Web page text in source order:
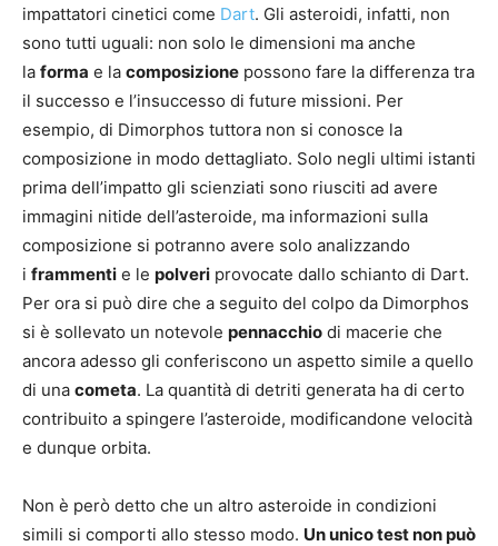
impattatori cinetici come Dart. Gli asteroidi, infatti, non
sono tutti uguali: non solo le dimensioni ma anche
la forma e la composizione possono fare la differenza tra
il successo e l’insuccesso di future missioni. Per
esempio, di Dimorphos tuttora non si conosce la
composizione in modo dettagliato. Solo negli ultimi istanti
prima dell’impatto gli scienziati sono riusciti ad avere
immagini nitide dell’asteroide, ma informazioni sulla
composizione si potranno avere solo analizzando
i frammenti e le polveri provocate dallo schianto di Dart.
Per ora si può dire che a seguito del colpo da Dimorphos
si è sollevato un notevole pennacchio di macerie che
ancora adesso gli conferiscono un aspetto simile a quello
di una cometa. La quantità di detriti generata ha di certo
contribuito a spingere l’asteroide, modificandone velocità
e dunque orbita.
Non è però detto che un altro asteroide in condizioni
simili si comporti allo stesso modo. Un unico test non può